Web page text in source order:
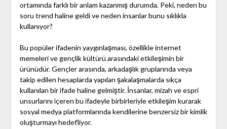
ortamında farklı bir anlam kazanmış durumda. Peki, neden bu
soru trend haline geldi ve neden insanlar bunu sıklıkla
kullanıyor?
Bu popüler ifadenin yaygınlaşması, özellikle internet
memeleri ve gençlik kültürü arasındaki etkileşimin bir
ürünüdür. Gençler arasında, arkadaşlık gruplarında veya
takip edilen hesaplarda yapılan şakalaşmalarda sıkça
kullanılan bir ifade haline gelmiştir. İnsanlar, mizah ve espri
unsurlarını içeren bu ifadeyle birbirleriyle etkileşim kurarak
sosyal medya platformlarında kendilerine benzersiz bir kimlik
oluşturmayı hedefliyor.